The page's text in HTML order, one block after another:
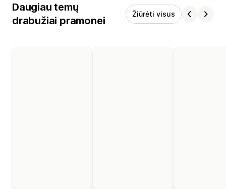
Daugiau temų
drabužiai pramonei
Žiūrėti visus